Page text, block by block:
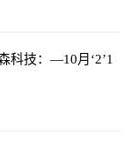
科技：—10月‘2’1